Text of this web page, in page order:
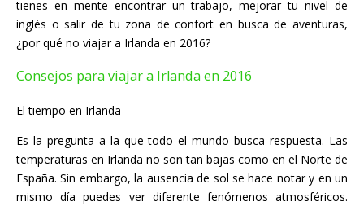
Blog dedicado a los que viven, estudian y trabajan en
Irlanda!
tienes en mente encontrar un trabajo, mejorar tu nivel de
inglés o salir de tu zona de confort en busca de aventuras,
¿por qué no viajar a Irlanda en 2016?
Consejos para viajar a Irlanda en 2016
El tiempo en Irlanda
Es la pregunta a la que todo el mundo busca respuesta. Las
temperaturas en Irlanda no son tan bajas como en el Norte de
España. Sin embargo, la ausencia de sol se hace notar y en un
mismo día puedes ver diferente fenómenos atmosféricos.